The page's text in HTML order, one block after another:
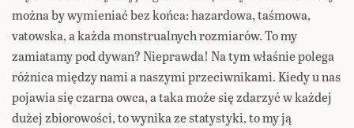
można by wymieniać bez końca: hazardowa, taśmowa,
vatowska, a każda monstrualnych rozmiarów. To my
zamiatamy pod dywan? Nieprawda! Na tym właśnie polega
różnica między nami a naszymi przeciwnikami. Kiedy u nas
pojawia się czarna owca, a taka może się zdarzyć w każdej
dużej zbiorowości, to wynika ze statystyki, to my ją